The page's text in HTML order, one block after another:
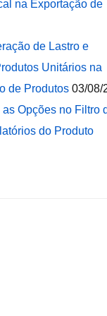
na Exportação de
de Lastro e
Unitários na
de Produtos 03/08/
Opções no Filtro
do Produto